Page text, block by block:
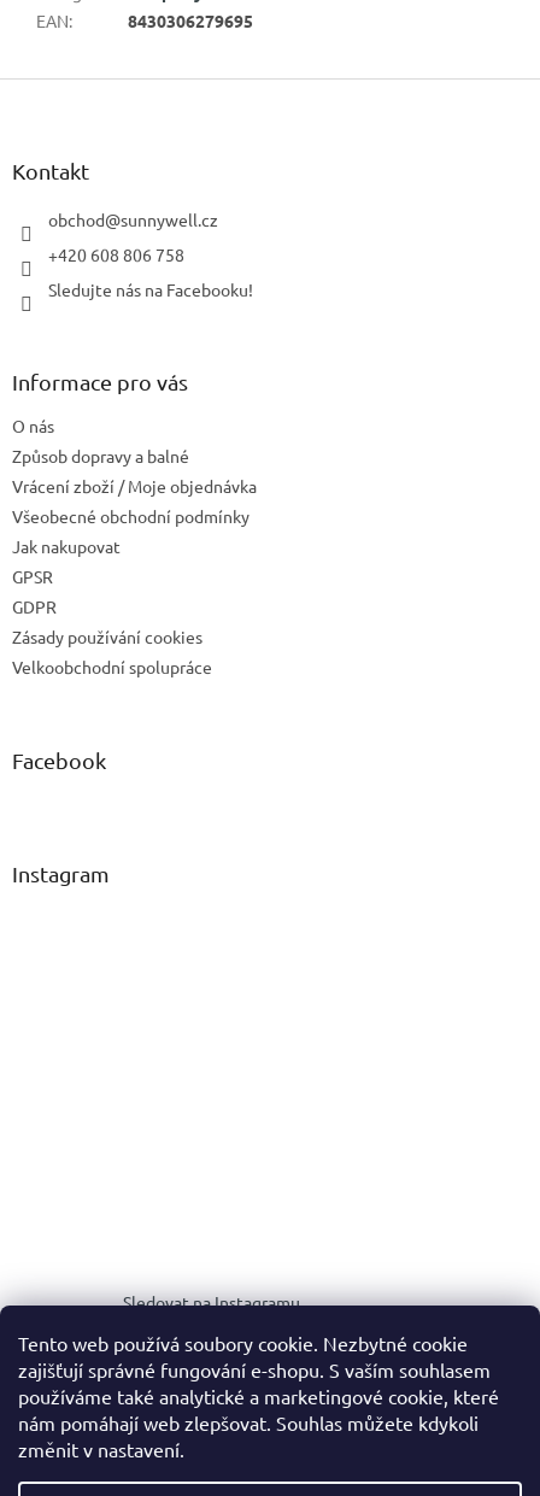
Tento web používá soubory cookie. Nezbytné cookie
zajišťují správné fungování e-shopu. S vaším souhlasem
používáme také analytické a marketingové cookie, které
nám pomáhají web zlepšovat. Souhlas můžete kdykoli
změnit v nastavení.
EAN: 8430306279695
Z
Kontakt
obchod@sunnywell.cz
+420 608 806 758
Sledujte nás na Facebooku!
Informace pro vás
O nás
Způsob dopravy a balné
Vrácení zboží / Moje objednávka
Všeobecné obchodní podmínky
Jak nakupovat
GPSR
GDPR
Zásady používání cookies
Velkoobchodní spolupráce
Facebook
Instagram
Sledovat na Instagramu
MEDIA KIT
Vytvořil Shoptet